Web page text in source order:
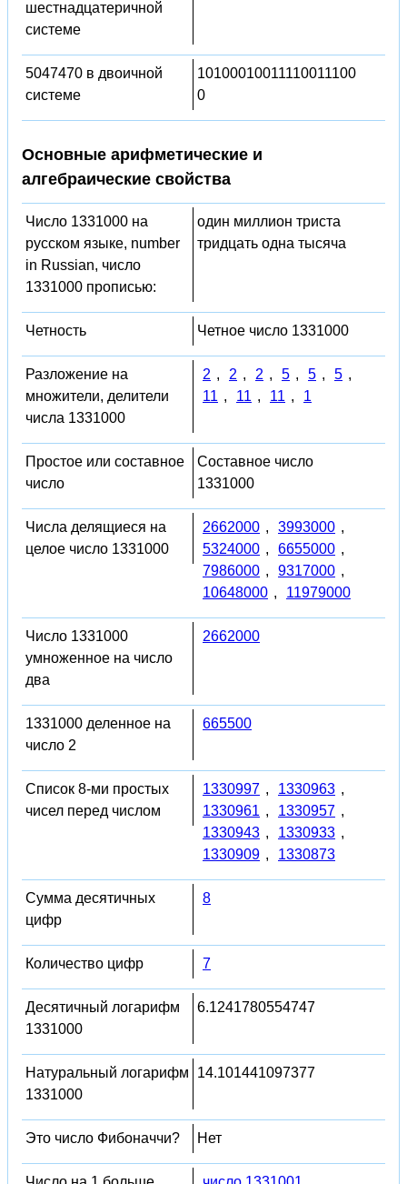
шестнадцатеричной
системе
5047470 в двоичной
системе
10100010011110011100
0
Основные арифметические и
алгебраические свойства
Число 1331000 на
русском языке, number
in Russian, число
1331000 прописью:
один миллион триста
тридцать одна тысяча
Четность Четное число 1331000
Разложение на
множители, делители
числа 1331000
2 , 2 , 2 , 5 , 5 , 5 ,
11 , 11 , 11 , 1
Простое или составное
число
Составное число
1331000
Числа делящиеся на
целое число 1331000
2662000 , 3993000 ,
5324000 , 6655000 ,
7986000 , 9317000 ,
10648000 , 11979000
Число 1331000
умноженное на число
два
2662000
1331000 деленное на
число 2
665500
Список 8-ми простых
чисел перед числом
1330997 , 1330963 ,
1330961 , 1330957 ,
1330943 , 1330933 ,
1330909 , 1330873
Сумма десятичных
цифр
8
Количество цифр 7
Десятичный логарифм
1331000
6.1241780554747
Натуральный логарифм
1331000
14.101441097377
Это число Фибоначчи? Нет